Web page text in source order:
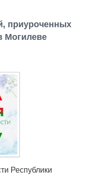
приуроченных
Могилеве
Республики